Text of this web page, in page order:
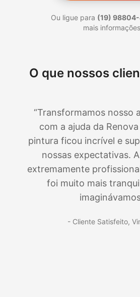
Ou ligue para (19)
mais
O que nossos
“Transformamos nosso
com a ajuda da
pintura ficou incrível e
nossas expectativas.
extremamente
foi muito mais
- Cliente Satisfeito,